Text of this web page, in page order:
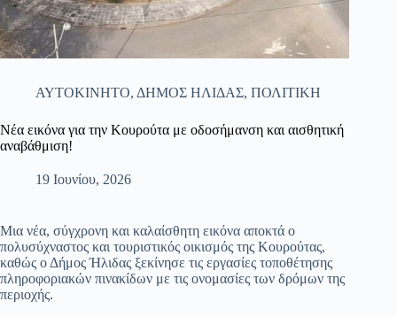
ΑΥΤΟΚΙΝΗΤΟ, ΔΗΜΟΣ ΗΛΙΔΑΣ, ΠΟΛΙΤΙΚΗ
Νέα εικόνα για την Κουρούτα με οδοσήμανση και αισθητική
αναβάθμιση!
19 Ιουνίου, 2026
Μια νέα, σύγχρονη και καλαίσθητη εικόνα αποκτά ο
πολυσύχναστος και τουριστικός οικισμός της Κουρούτας,
καθώς ο Δήμος Ήλιδας ξεκίνησε τις εργασίες τοποθέτησης
πληροφοριακών πινακίδων με τις ονομασίες των δρόμων της
περιοχής.